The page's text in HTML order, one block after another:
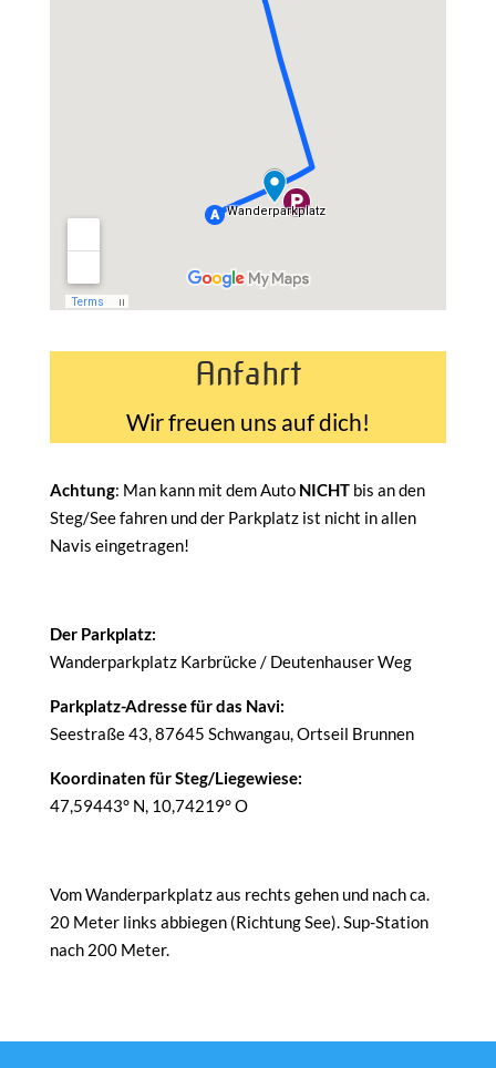
Anfahrt
Wir freuen uns auf dich!
Achtung: Man kann mit dem Auto NICHT bis an den
Steg/See fahren und der Parkplatz ist nicht in allen
Navis eingetragen!
Der Parkplatz:
Wanderparkplatz Karbrücke / Deutenhauser Weg
Parkplatz-Adresse für das Navi:
Seestraße 43, 87645 Schwangau, Ortseil Brunnen
Koordinaten für Steg/Liegewiese:
47,59443° N, 10,74219° O
Vom Wanderparkplatz aus rechts gehen und nach ca.
20 Meter links abbiegen (Richtung See). Sup-Station
nach 200 Meter.